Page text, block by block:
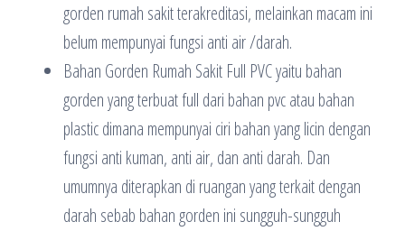
gorden rumah sakit terakreditasi, melainkan macam ini
belum mempunyai fungsi anti air /darah.
Bahan Gorden Rumah Sakit Full PVC yaitu bahan
gorden yang terbuat full dari bahan pvc atau bahan
plastic dimana mempunyai ciri bahan yang licin dengan
fungsi anti kuman, anti air, dan anti darah. Dan
umumnya diterapkan di ruangan yang terkait dengan
darah sebab bahan gorden ini sungguh-sungguh